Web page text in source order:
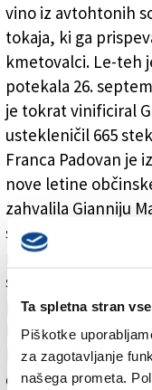
Ta spletna stran
Piškotke
za zagotavljanje
našega prometa.
vino iz avtohtonih
tokaja, ki ga
kmetovalci. Le-teh
potekala 26.
je tokrat vinificiral
ustekleničil 665
Franca Padovan je
nove letine
zahvalila Gianniju
so pri projektu
novi pobudi: »Pred
sodelovanju z
predstavilo projekt
ljubitelje
briških gričev in
dokaz, da je